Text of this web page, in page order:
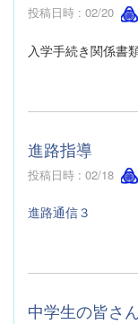
投稿日時 : 02/20
入学手続き関係書
進路指導
投稿日時 : 02/18
進路通信３
中学生の皆さ